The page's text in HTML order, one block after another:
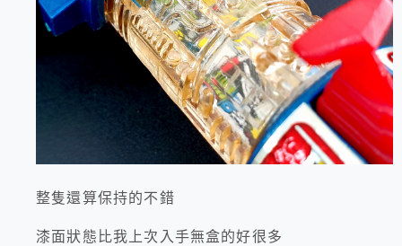
整隻還算保持的不錯
漆面狀態比我上次入手無盒的好很多